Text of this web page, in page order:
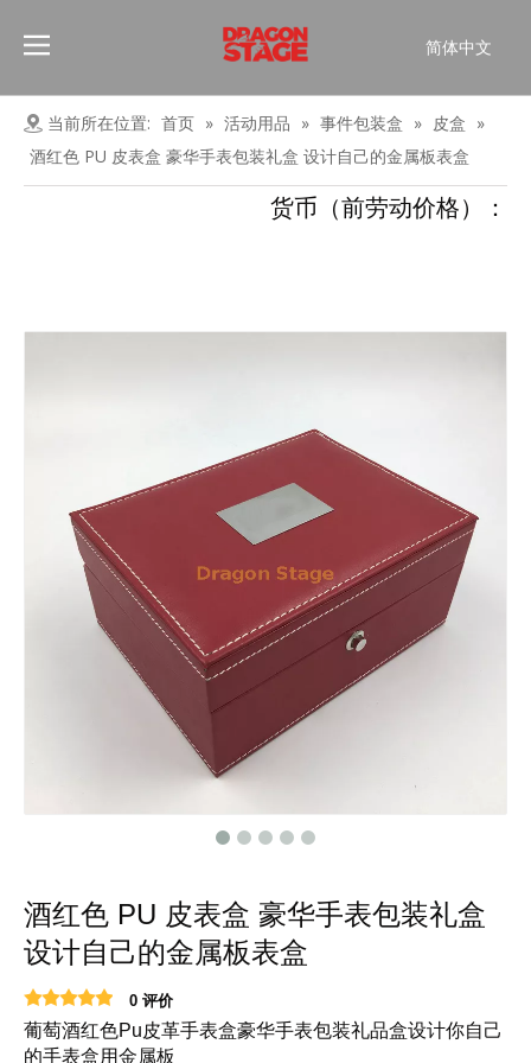
简体中文
Pусский
Español
Français
العربية
当前所在位置: 首页 » 活动用品 » 事件包装盒 » 皮盒 »
酒红色 PU 皮表盒 豪华手表包装礼盒 设计自己的金属板表盒
货币（前劳动价格）：
酒红色 PU 皮表盒 豪华手表包装礼盒
设计自己的金属板表盒
0 评价
葡萄酒红色Pu皮革手表盒豪华手表包装礼品盒设计你自己
的手表盒用金属板